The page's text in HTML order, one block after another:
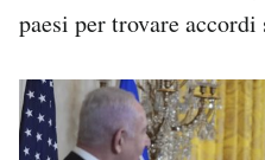
paesi per trovare accordi